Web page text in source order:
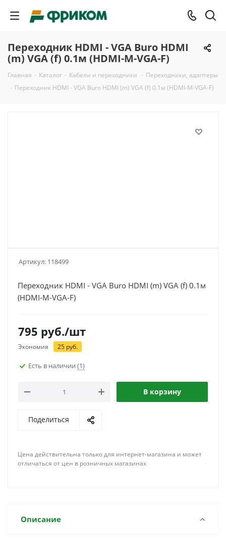
Переходник HDMI - VGA Buro HDMI
(m) VGA (f) 0.1м (HDMI-M-VGA-F)
Главная - Каталог - Кабели и переходники - Переходники, адаптеры
- Переходник HDMI - VGA Buro HDMI (m) VGA (f) 0.1м (HDMI-M-VGA-F)
Артикул: 118499
Переходник HDMI - VGA Buro HDMI (m) VGA (f) 0.1м
(HDMI-M-VGA-F)
795 руб./шт
Экономия 25 руб.
Есть в наличии (1)
В корзину
Поделиться
Цена действительна только для интернет-магазина и может
отличаться от цен в розничных магазинах
Описание